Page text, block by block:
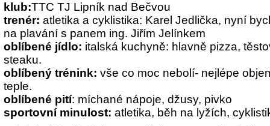
klub:TTC TJ Lipník nad Bečvou
trenér: atletika a cyklistika: Karel Jedlička, nyní
na plavání s panem ing. Jiřím Jelínkem
oblíbené jídlo: italská kuchyně: hlavně pizza,
steaku.
oblíbený trénink: vše co moc nebolí- nejlépe
teple.
oblíbené pití: míchané nápoje, džusy, pivko
sportovní minulost: atletika, běh na lyžích,